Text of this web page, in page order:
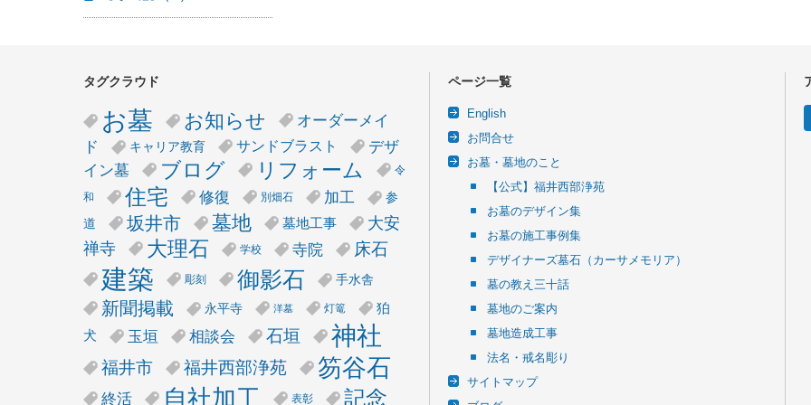
タグクラウド
お墓 お知らせ
オーダーメイ
ド
キャリア教育 サンドブラスト
デザ
イン墓
ブログ リフォーム 令
和 住宅 修復 別畑石 加工
参
道
坂井市 墓地 墓地工事
大安
禅寺
大理石 学校 寺院 床石
建築 彫刻 御影石 手水舎
新聞掲載 永平寺 洋墓 灯篭
狛
犬
玉垣 相談会 石垣 神社
福井市 福井西部浄苑 笏谷石
終活 自社加工 表彰 記念
ページ一覧
English
お問合せ
お墓・墓地のこと
【公式】福井西部浄苑
お墓のデザイン集
お墓の施工事例集
デザイナーズ墓石（カーサメモリア）
墓の教え三十話
墓地のご案内
墓地造成工事
法名・戒名彫り
サイトマップ